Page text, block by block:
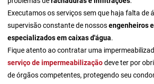
Executamos os serviços sem que haja falta de
supervisão constante de nossosengenheiros
especializados em caixas d'água.
Fique atento aocontratar uma
serviço de impermeabilizaçãodeve ter por
de órgãos competentes, protegendo seu